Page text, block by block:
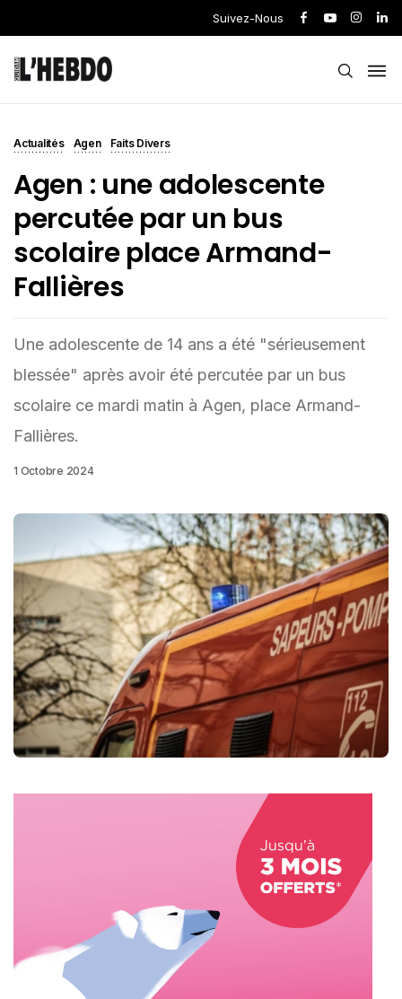
Suivez-Nous
Actualités Agen Faits Divers
Agen : une adolescente
percutée par un bus
scolaire place Armand-
Fallières
Une adolescente de 14 ans a été "sérieusement
blessée" après avoir été percutée par un bus
scolaire ce mardi matin à Agen, place Armand-
Fallières.
1 Octobre 2024